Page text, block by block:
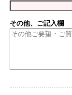
その他、ご記入欄